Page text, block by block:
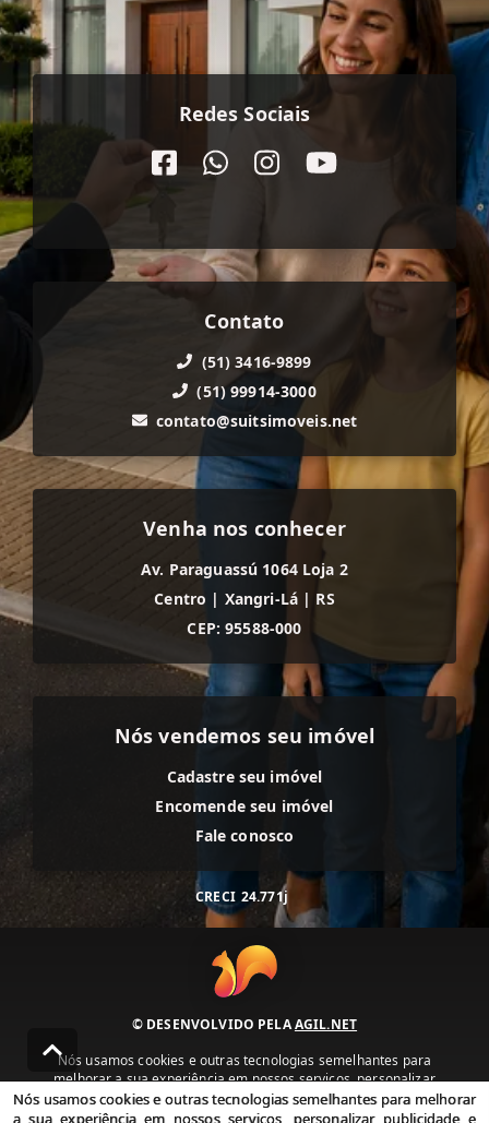
Redes Sociais
Contato
(51) 3416-9899
(51) 99914-3000
contato@suitsimoveis.net
Venha nos conhecer
Av. Paraguassú 1064 Loja 2
Centro | Xangri-Lá | RS
CEP: 95588-000
Nós vendemos seu imóvel
Cadastre seu imóvel
Encomende seu imóvel
Fale conosco
CRECI 24.771j
© DESENVOLVIDO PELAAGIL.NET
Nós usamos cookies e outras tecnologias semelhantes para
melhorar a sua experiência em nossos serviços, personalizar
publicidade e recomendar conteúdo de seu interesse. Ao utilizar
nossos serviços, você concorda com nossa política de privacidade e
Nós usamos cookies e outras tecnologias semelhantes para melhorar
a sua experiência em nossos serviços, personalizar publicidade e